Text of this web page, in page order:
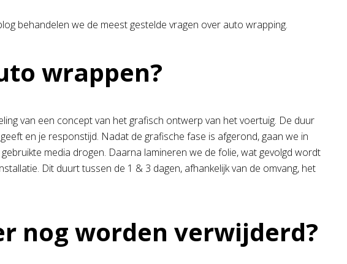
behandelen we de meest gestelde vragen over auto wrapping.
wrappen?
van een concept van het grafisch ontwerp van het voertuig. De duur
en je responstijd. Nadat de grafische fase is afgerond, gaan we in
media drogen. Daarna lamineren we de folie, wat gevolgd wordt
Dit duurt tussen de 1 & 3 dagen, afhankelijk van de omvang, het
nog worden verwijderd?